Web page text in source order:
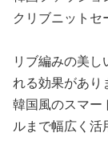
クリブニットセ
リブ編みの美し
れる効果があり
韓国風のスマー
ルまで幅広く活